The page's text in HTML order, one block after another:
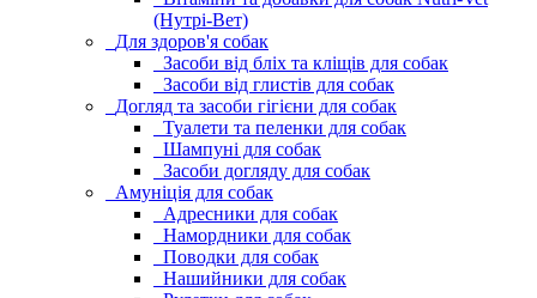
(Нутрі-Вет)
Для здоров'я собак
Засоби від бліх та кліщів для собак
Засоби від глистів для собак
Догляд та засоби гігієни для собак
Туалети та пеленки для собак
Шампуні для собак
Засоби догляду для собак
Амуніція для собак
Адресники для собак
Намордники для собак
Поводки для собак
Нашийники для собак